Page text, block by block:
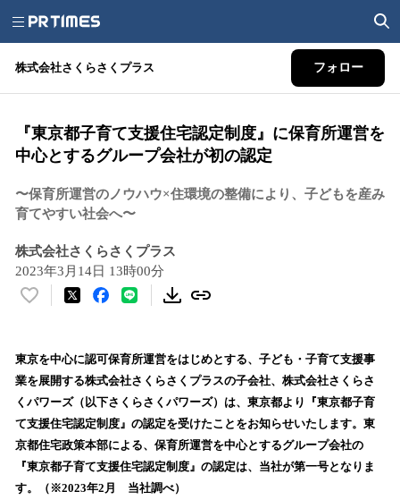
株式会社さくらさくプラス フォロー
『東京都子育て支援住宅認定制度』に保育所運営を
中心とするグループ会社が初の認定
〜保育所運営のノウハウ×住環境の整備により、子どもを産み
育てやすい社会へ〜
株式会社さくらさくプラス
2023年3月14日 13時00分
い
！
数
を
読
み
込
み
中
東京を中心に認可保育所運営をはじめとする、子ども・子育て支援事
業を展開する株式会社さくらさくプラスの子会社、株式会社さくらさ
くパワーズ（以下さくらさくパワーズ）は、東京都より『東京都子育
て支援住宅認定制度』の認定を受けたことをお知らせいたします。東
京都住宅政策本部による、保育所運営を中心とするグループ会社の
『東京都子育て支援住宅認定制度』の認定は、当社が第一号となりま
す。（※2023年2月 当社調べ）